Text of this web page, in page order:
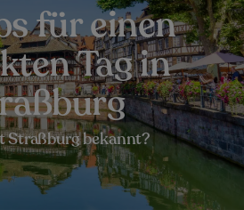
für einen
Tag in
Straßburg bekannt?